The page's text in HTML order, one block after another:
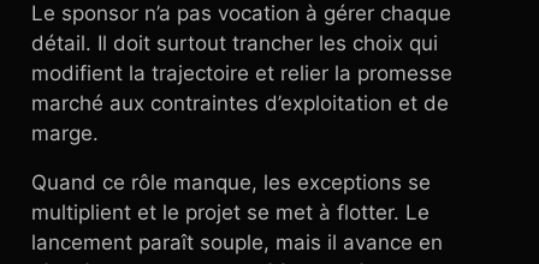
Le sponsor n’a pas vocation à gérer chaque
détail. Il doit surtout trancher les choix qui
modifient la trajectoire et relier la promesse
marché aux contraintes d’exploitation et de
marge.
Quand ce rôle manque, les exceptions se
multiplient et le projet se met à flotter. Le
lancement paraît souple, mais il avance en